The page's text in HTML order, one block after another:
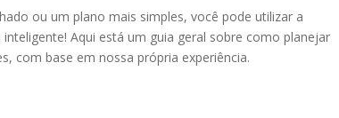
ou um plano mais simples, você pode utilizar a
Aqui está um guia geral sobre como planejar
com base em nossa própria experiência.